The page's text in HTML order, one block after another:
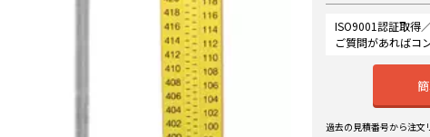
ISO9001認証取得
ご質問があればコ
過去の見積番号から注文